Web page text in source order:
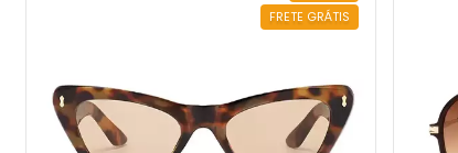
FRETE GRÁTIS